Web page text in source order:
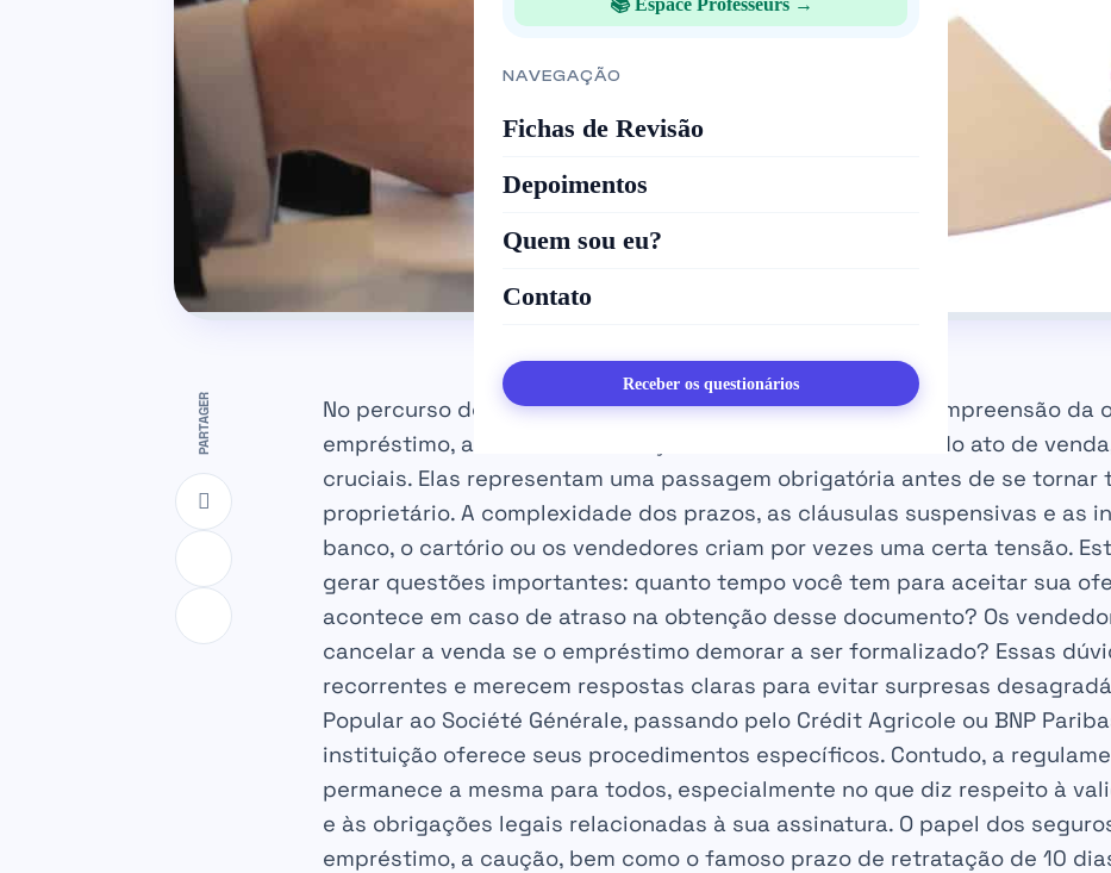
📚 Espace Professeurs →
NAVEGAÇÃO
Fichas de Revisão
Depoimentos
Quem sou eu?
Contato
Receber os questionários
PARTAGER
No percurso de aquisição de um imóvel, a recepção e a compreensão da
empréstimo, assim como a fixação da data de assinatura do ato de
cruciais. Elas representam uma passagem obrigatória antes de se tornar
proprietário. A complexidade dos prazos, as cláusulas suspensivas e as
banco, o cartório ou os vendedores criam por vezes uma certa tensão.
gerar questões importantes: quanto tempo você tem para aceitar sua
acontece em caso de atraso na obtenção desse documento? Os
cancelar a venda se o empréstimo demorar a ser formalizado? Essas
recorrentes e merecem respostas claras para evitar surpresas
Popular ao Société Générale, passando pelo Crédit Agricole ou BNP
instituição oferece seus procedimentos específicos. Contudo, a
permanece a mesma para todos, especialmente no que diz respeito à
e às obrigações legais relacionadas à sua assinatura. O papel dos
empréstimo, a caução, bem como o famoso prazo de retratação de 10